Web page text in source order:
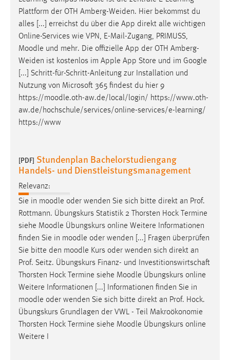
Plattform der OTH Amberg-Weiden. Hier bekommst du
alles [...] erreichst du über die App direkt alle wichtigen
Online-Services wie VPN, E-Mail-Zugang, PRIMUSS,
Moodle und mehr. Die offizielle App der OTH Amberg-
Weiden ist kostenlos im Apple App Store und im Google
[...] Schritt-für-Schritt-Anleitung zur Installation und
Nutzung von Microsoft 365 findest du hier 9
https://moodle.oth-aw.de/local/login/ https://www.oth-
aw.de/hochschule/services/online-services/e-learning/
https://www
[PDF] Stundenplan Bachelorstudiengang
Handels- und Dienstleistungsmanagement
Relevanz:
Sie in moodle oder wenden Sie sich bitte direkt an Prof.
Rottmann. Übungskurs Statistik 2 Thorsten Hock Termine
siehe Moodle Übungskurs online Weitere Informationen
finden Sie in moodle oder wenden [...] Fragen überprüfen
Sie bitte den moodle Kurs oder wenden sich direkt an
Prof. Seitz. Übungskurs Finanz- und Investitionswirtschaft
Thorsten Hock Termine siehe Moodle Übungskurs online
Weitere Informationen [...] Informationen finden Sie in
moodle oder wenden Sie sich bitte direkt an Prof. Hock.
Übungskurs Grundlagen der VWL - Teil Makroökonomie
Thorsten Hock Termine siehe Moodle Übungskurs online
Weitere I
EXTERNE MEDIEN
Um Inhalte von Videoplattformen und Social Media
Plattformen anzeigen zu können, werden von diesen
externen Medien Cookies gesetzt.
YouTube
Vimeo